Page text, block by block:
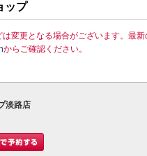
ップ
は変更となる場合がございます。最新
からご確認ください。
淡路店